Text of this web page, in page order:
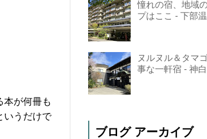
本が何冊も
いうだけで
憧れの宿、地域
プはここ - 下部
ヌルヌル＆タマ
事な一軒宿 - 神
ブログ アーカイブ